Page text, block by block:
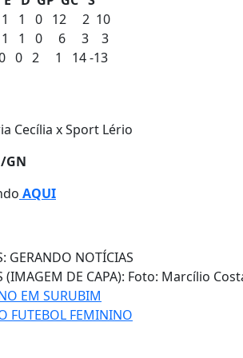
1 1 0 12 2 10
1 1 0 6 3 3
0 2 1 14 -13
Cecília x Sport Lério
GN
AQUI
GERANDO NOTÍCIAS
(IMAGEM DE CAPA): Foto: Marcílio
EM SURUBIM
FUTEBOL FEMININO